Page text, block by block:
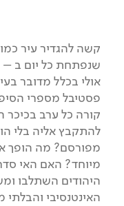
קשה להגדיר עיר
אולי בכלל מדובר
פסטיבל מספרי
קורה כל ערב בכיכר
להתקבץ אליה בלי
מפורסם? מה הופך
מיוחד? האם האי
היהודים השתלבו
האינטנסיבי